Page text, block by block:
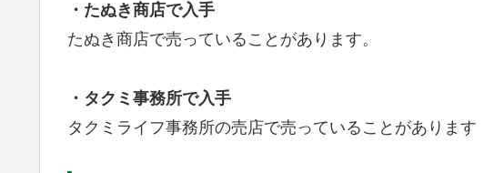
・たぬき商店で入手
たぬき商店で売っていることがあります。
・タクミ事務所で入手
タクミライフ事務所の売店で売っていることがあります